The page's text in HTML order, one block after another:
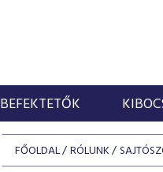
BEFEKTETŐK
FŐOLDAL RÓLUNK